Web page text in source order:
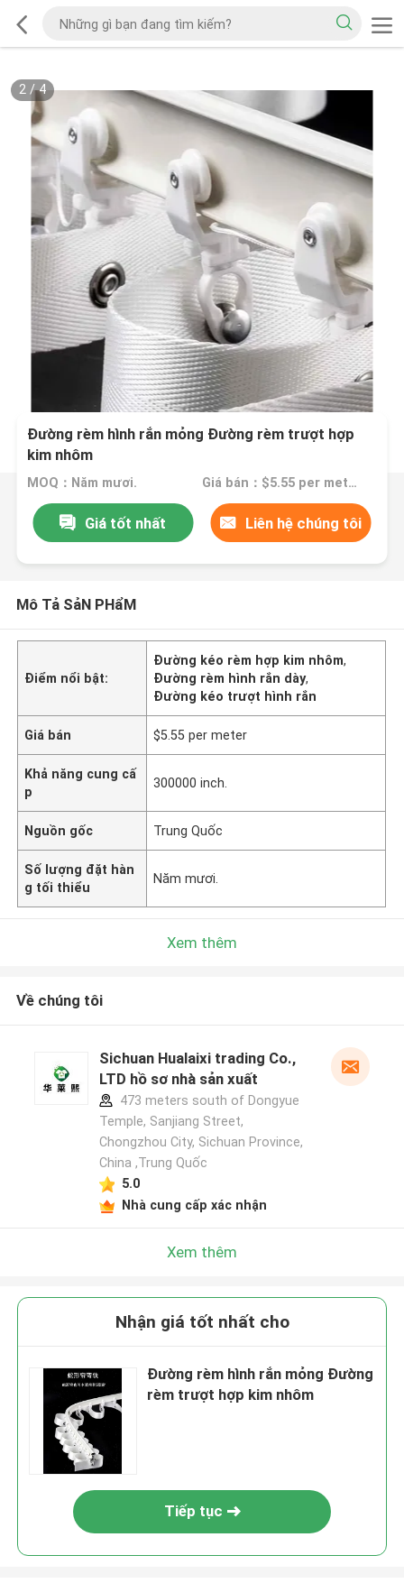
2/4
Đường rèm hình rắn mỏng Đường rèm trượt hợp
kim nhôm
MOQ：Năm mươi. Giá bán：$5.55 per meter
Giá tốt nhất Liên hệ chúng tôi
Mô Tả SảN PHẩM
Điểm nổi bật:
Đường kéo rèm hợp kim nhôm,
Đường rèm hình rắn dày,
Đường kéo trượt hình rắn
Giá bán $5.55 per meter
Khả năng cung cấ
p
300000 inch.
Nguồn gốc Trung Quốc
Số lượng đặt hàn
g tối thiểu
Năm mươi.
Xem thêm
Về chúng tôi
Sichuan Hualaixi trading Co.,
LTD hồ sơ nhà sản xuất
473 meters south of Dongyue
Temple, Sanjiang Street,
Chongzhou City, Sichuan Province,
China ,Trung Quốc
5.0
Nhà cung cấp xác nhận
Xem thêm
Nhận giá tốt nhất cho
Đường rèm hình rắn mỏng Đường
rèm trượt hợp kim nhôm
Tiếp tục